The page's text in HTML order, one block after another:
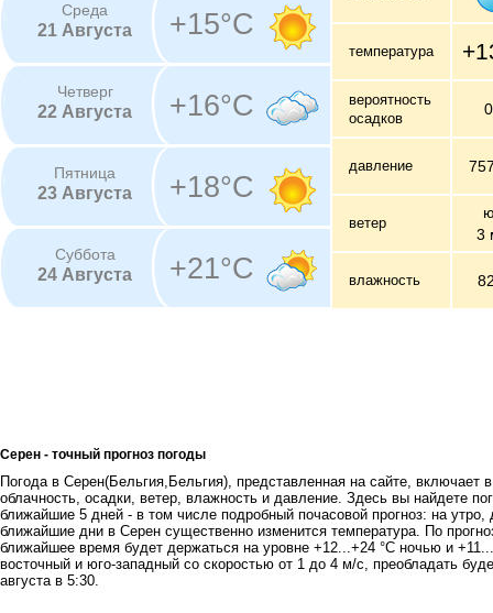
Среда
21 Августа +15°C
Четверг
22 Августа +16°C
Пятница
23 Августа +18°C
Суббота
24 Августа +21°C
температура
вероятность
осадков
давление
ветер
3
влажность
Серен - точный прогноз погоды
Погода в Серен(Бельгия,Бельгия), представленная на сайте, включает
облачность, осадки, ветер, влажность и давление. Здесь вы найдете
ближайшие 5 дней - в том числе подробный почасовой прогноз: на
ближайшие дни в Серен существенно изменится температура. По
ближайшее время будет держаться на уровне +12...+24 °C ночью и
восточный и юго-западный со скоростью от 1 до 4 м/с, преобладать
августа в 5:30.